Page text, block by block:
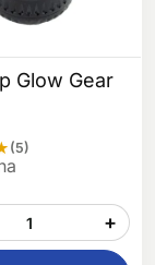
Glow Gear
(5)
+